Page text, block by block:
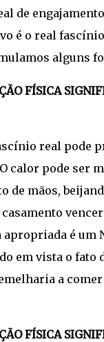
de
é o real
alguns
FÍSICA
real pode
calor pode ser
de mãos,
apropriada é um
em vista o fato
a
FÍSICA